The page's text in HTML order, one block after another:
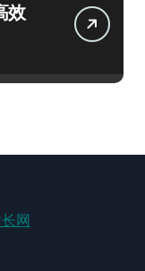
效
网